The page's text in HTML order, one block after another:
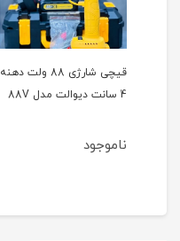
قیچی شارژی 88 ولت دهنه
4 سانت دیوالت مدل 88V
ناموجود